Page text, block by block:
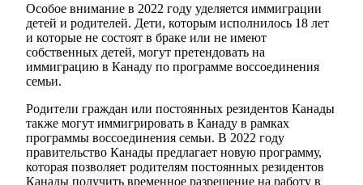
Особое внимание в 2022 году уделяется иммиграции
детей и родителей. Дети, которым исполнилось 18 лет
и которые не состоят в браке или не имеют
собственных детей, могут претендовать на
иммиграцию в Канаду по программе воссоединения
семьи.
Родители граждан или постоянных резидентов Канады
также могут иммигрировать в Канаду в рамках
программы воссоединения семьи. В 2022 году
правительство Канады предлагает новую программу,
которая позволяет родителям постоянных резидентов
Канады получить временное разрешение на работу в